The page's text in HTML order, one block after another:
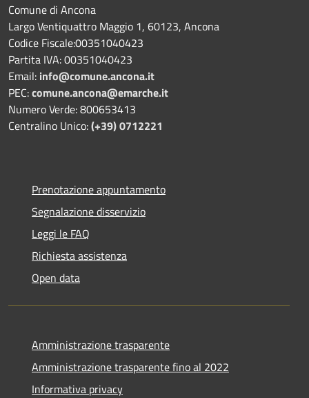
Comune di Ancona
Largo Ventiquattro Maggio 1, 60123, Ancona
Codice Fiscale:00351040423
Partita IVA: 00351040423
Email: info@comune.ancona.it
PEC:comune.ancona@emarche.it
Numero Verde: 800653413
Centralino Unico:(+39) 0712221
Prenotazione appuntamento
Segnalazione disservizio
Leggi le FAQ
Richiesta assistenza
Open data
Amministrazione trasparente
Amministrazione trasparente fino al 2022
Informativa privacy